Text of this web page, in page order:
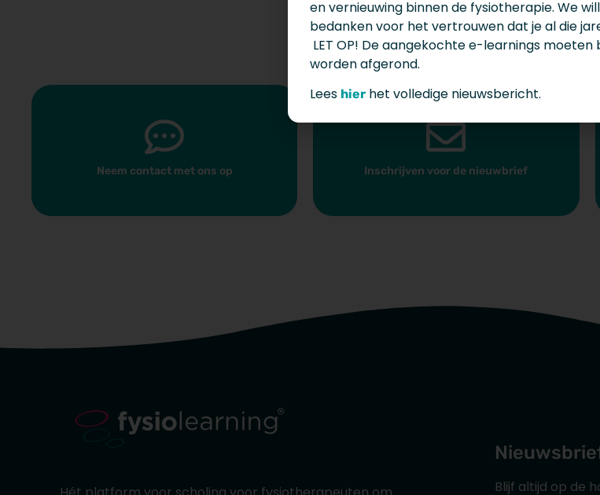
Wat wil je
Neem contact met ons op Inschrijven voor de nieuwbrief
Blijf altijd op de
en vernieuwing binnen de fysiotherapie. We
bedanken voor het vertrouwen dat je al die
LET OP! De aangekochte e-learnings
worden afgerond.
Lees hier het volledige nieuwsbericht.